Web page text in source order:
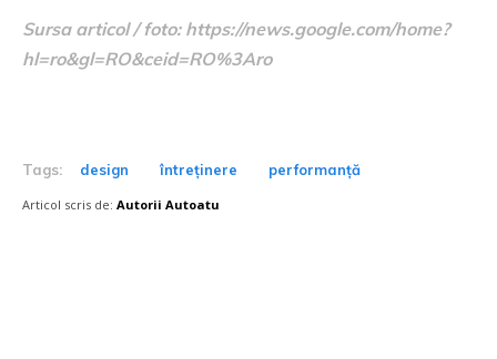
Sursa articol / foto: https://news.google.com/home?
hl=ro&gl=RO&ceid=RO%3Aro
Tags: design întreținere performanță
Articol scris de: Autorii Autoatu